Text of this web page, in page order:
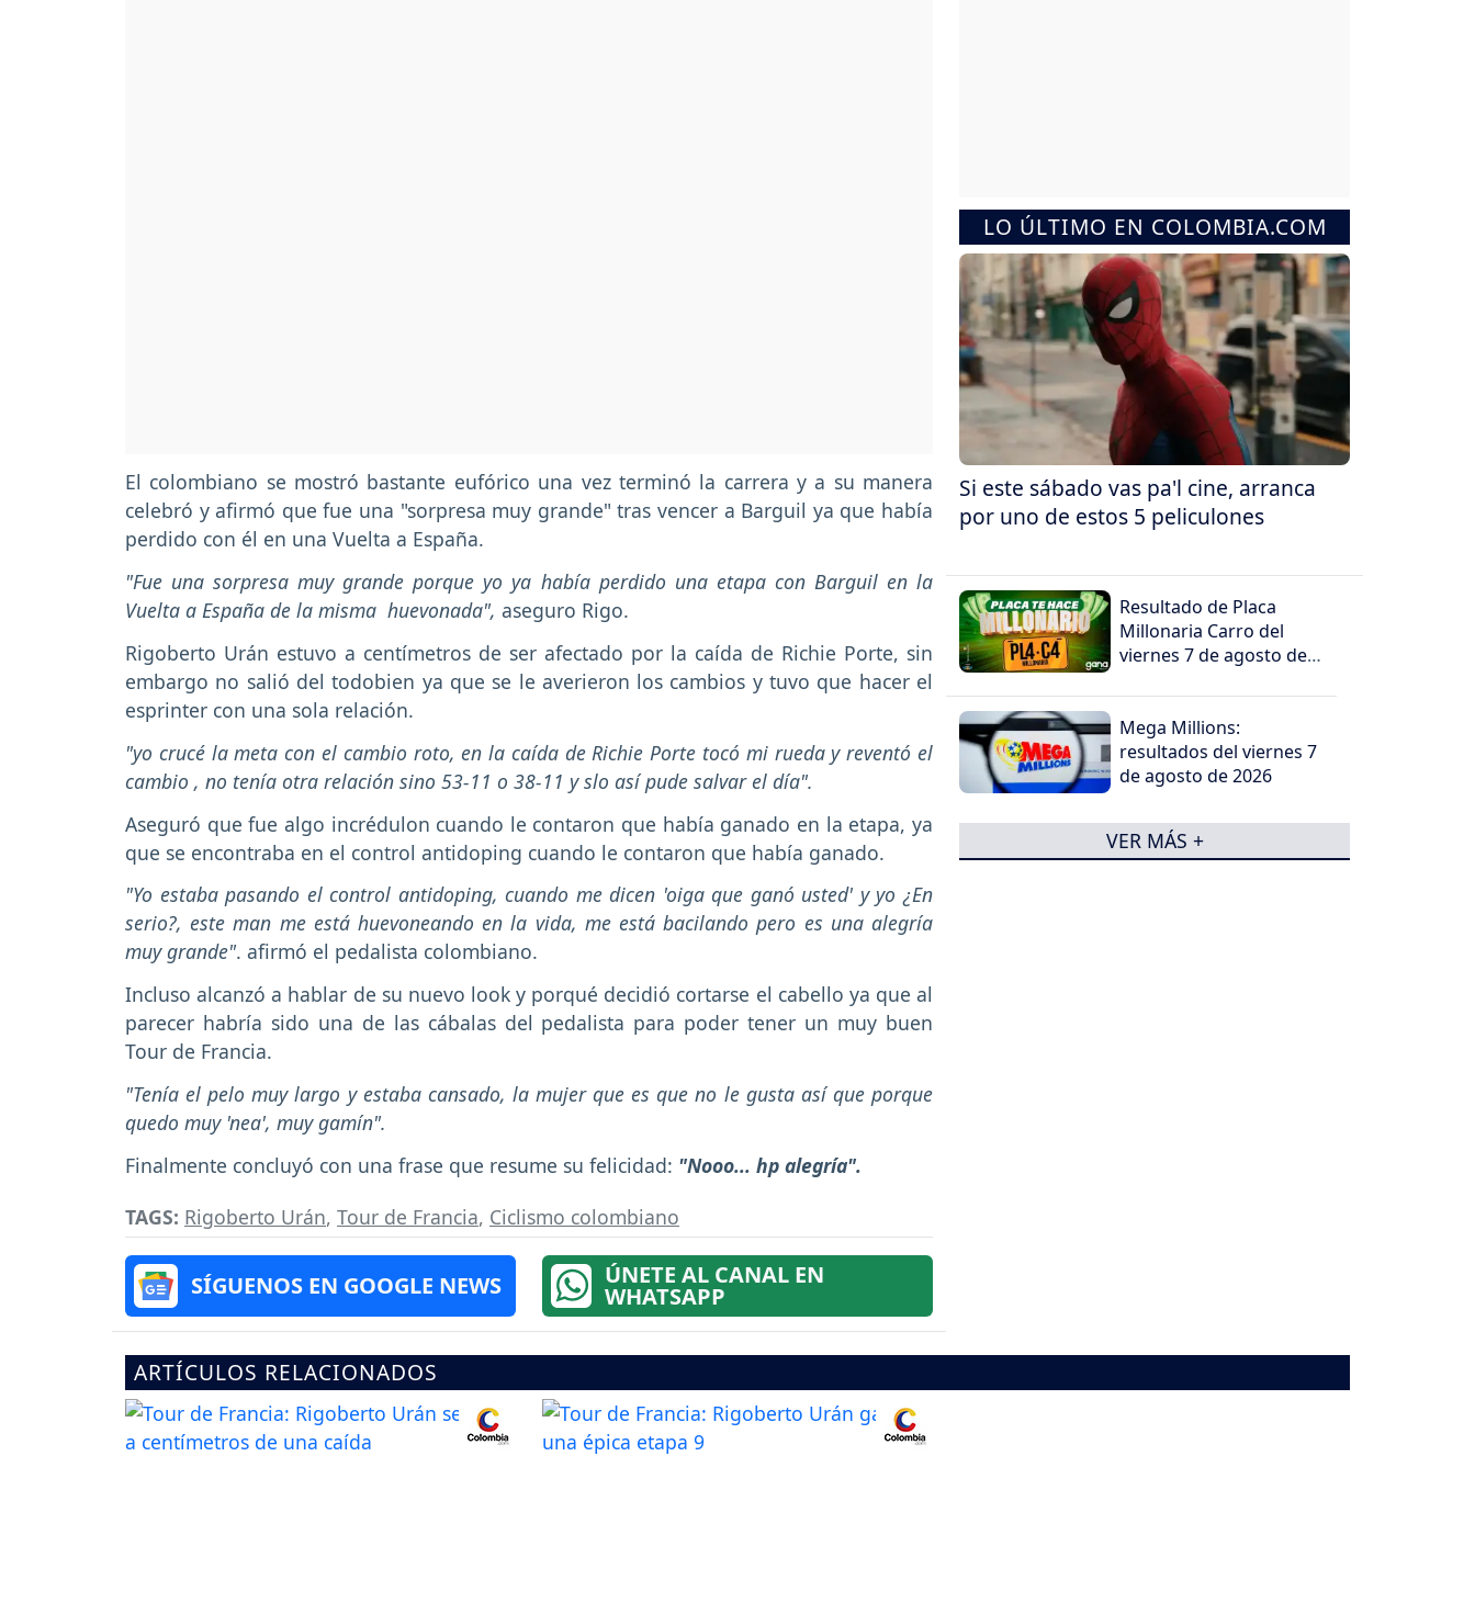
El colombiano se mostró bastante eufórico una vez terminó la carrera y a su manera
celebró y afirmó que fue una "sorpresa muy grande" tras vencer a Barguil ya que había
perdido con él en una Vuelta a España.
"Fue una sorpresa muy grande porque yo ya había perdido una etapa con Barguil en la
Vuelta a España de la misma huevonada", aseguro Rigo.
Rigoberto Urán estuvo a centímetros de ser afectado por la caída de Richie Porte, sin
embargo no salió del todobien ya que se le averieron los cambios y tuvo que hacer el
esprinter con una sola relación.
"yo crucé la meta con el cambio roto, en la caída de Richie Porte tocó mi rueda y reventó el
cambio , no tenía otra relación sino 53-11 o 38-11 y slo así pude salvar el día".
Aseguró que fue algo incrédulon cuando le contaron que había ganado en la etapa, ya
que se encontraba en el control antidoping cuando le contaron que había ganado.
"Yo estaba pasando el control antidoping, cuando me dicen 'oiga que ganó usted' y yo ¿En
serio?, este man me está huevoneando en la vida, me está bacilando pero es una alegría
muy grande". afirmó el pedalista colombiano.
Incluso alcanzó a hablar de su nuevo look y porqué decidió cortarse el cabello ya que al
parecer habría sido una de las cábalas del pedalista para poder tener un muy buen
Tour de Francia.
"Tenía el pelo muy largo y estaba cansado, la mujer que es que no le gusta así que porque
quedo muy 'nea', muy gamín".
Finalmente concluyó con una frase que resume su felicidad: "Nooo... hp alegría".
TAGS: Rigoberto Urán, Tour de Francia, Ciclismo colombiano
SÍGUENOS EN GOOGLE NEWS ÚNETE AL CANAL EN
WHATSAPP
LO ÚLTIMO EN COLOMBIA.COM
Si este sábado vas pa'l cine, arranca
por uno de estos 5 peliculones
Resultado de Placa
Millonaria Carro del
viernes 7 de agosto de
Mega Millions:
resultados del viernes 7
de agosto de 2026
VER MÁS +
ARTÍCULOS RELACIONADOS